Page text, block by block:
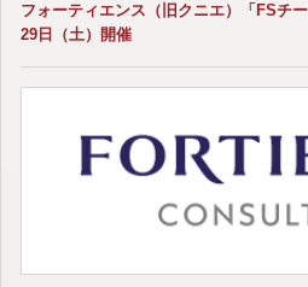
フォーティエンス（旧クニエ）「FSチ
29日（土）開催